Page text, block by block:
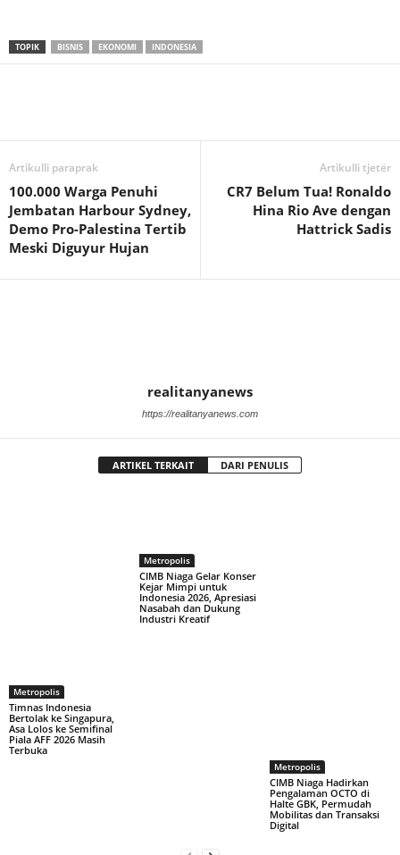
TOPIK BISNIS EKONOMI INDONESIA
Artikulli paraprak
100.000 Warga Penuhi
Jembatan Harbour Sydney,
Demo Pro-Palestina Tertib
Meski Diguyur Hujan
Artikulli tjetër
CR7 Belum Tua! Ronaldo
Hina Rio Ave dengan
Hattrick Sadis
realitanyanews
https://realitanyanews.com
ARTIKEL TERKAIT DARI PENULIS
Metropolis
Timnas Indonesia
Bertolak ke Singapura,
Asa Lolos ke Semifinal
Piala AFF 2026 Masih
Terbuka
Metropolis
CIMB Niaga Gelar Konser
Kejar Mimpi untuk
Indonesia 2026, Apresiasi
Nasabah dan Dukung
Industri Kreatif
Metropolis
CIMB Niaga Hadirkan
Pengalaman OCTO di
Halte GBK, Permudah
Mobilitas dan Transaksi
Digital